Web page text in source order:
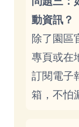
動資訊？
除了園區
專頁或在
訂閱電子
箱，不怕